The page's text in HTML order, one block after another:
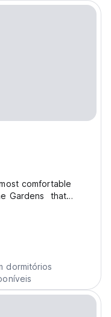
comfortable
Gardens that
stay for the
former 19th-century
dormitórios